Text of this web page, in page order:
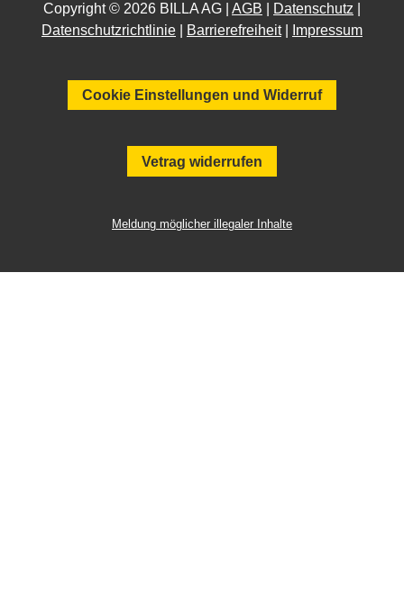
Copyright © 2026 BILLA AG | AGB Datenschutz
Datenschutzrichtlinie
Barrierefreiheit| Impressum
Cookie Einstellungen und Widerruf
Vetrag widerrufen
Meldung möglicher illegaler Inhalte